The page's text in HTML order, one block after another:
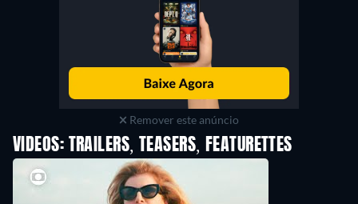
Remover este anúncio
VIDEOS: TRAILERS, TEASERS, FEATURETTES